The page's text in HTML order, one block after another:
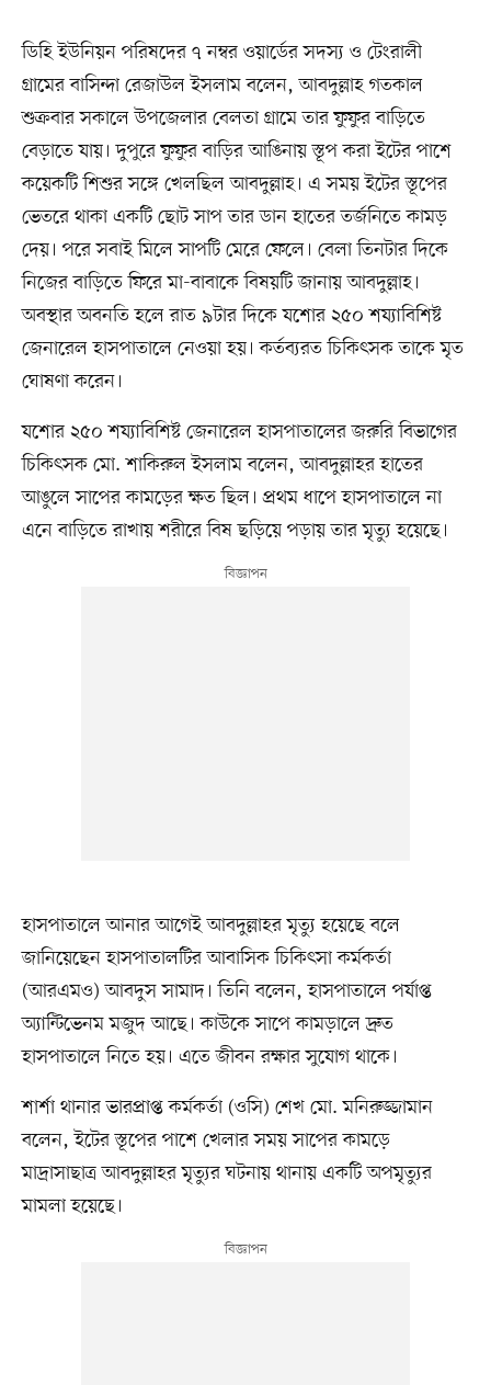
ডিহি ইউনিয়ন পরিষদের ৭ নম্বর ওয়ার্ডের সদস্য ও টেংরালী
গ্রামের বাসিন্দা রেজাউল ইসলাম বলেন, আবদুল্লাহ গতকাল
শুক্রবার সকালে উপজেলার বেলতা গ্রামে তার ফুফুর বাড়িতে
বেড়াতে যায়। দুপুরে ফুফুর বাড়ির আঙিনায় স্তূপ করা ইটের পাশে
কয়েকটি শিশুর সঙ্গে খেলছিল আবদুল্লাহ। এ সময় ইটের স্তূপের
ভেতরে থাকা একটি ছোট সাপ তার ডান হাতের তর্জনিতে কামড়
দেয়। পরে সবাই মিলে সাপটি মেরে ফেলে। বেলা তিনটার দিকে
নিজের বাড়িতে ফিরে মা-বাবাকে বিষয়টি জানায় আবদুল্লাহ।
অবস্থার অবনতি হলে রাত ৯টার দিকে যশোর ২৫০ শয্যাবিশিষ্ট
জেনারেল হাসপাতালে নেওয়া হয়। কর্তব্যরত চিকিৎসক তাকে মৃত
ঘোষণা করেন।
যশোর ২৫০ শয্যাবিশিষ্ট জেনারেল হাসপাতালের জরুরি বিভাগের
চিকিৎসক মো. শাকিরুল ইসলাম বলেন, আবদুল্লাহর হাতের
আঙুলে সাপের কামড়ের ক্ষত ছিল। প্রথম ধাপে হাসপাতালে না
এনে বাড়িতে রাখায় শরীরে বিষ ছড়িয়ে পড়ায় তার মৃত্যু হয়েছে।
হাসপাতালে আনার আগেই আবদুল্লাহর মৃত্যু হয়েছে বলে
জানিয়েছেন হাসপাতালটির আবাসিক চিকিৎসা কর্মকর্তা
(আরএমও) আবদুস সামাদ। তিনি বলেন, হাসপাতালে পর্যাপ্ত
অ্যান্টিভেনম মজুদ আছে। কাউকে সাপে কামড়ালে দ্রুত
হাসপাতালে নিতে হয়। এতে জীবন রক্ষার সুযোগ থাকে।
শার্শা থানার ভারপ্রাপ্ত কর্মকর্তা (ওসি) শেখ মো. মনিরুজ্জামান
বলেন, ইটের স্তূপের পাশে খেলার সময় সাপের কামড়ে
মাদ্রাসাছাত্র আবদুল্লাহর মৃত্যুর ঘটনায় থানায় একটি অপমৃত্যুর
মামলা হয়েছে।